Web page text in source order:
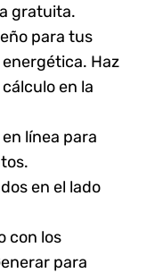
gratuita.
para tus
Haz
en la
línea para
en el lado
con los
para